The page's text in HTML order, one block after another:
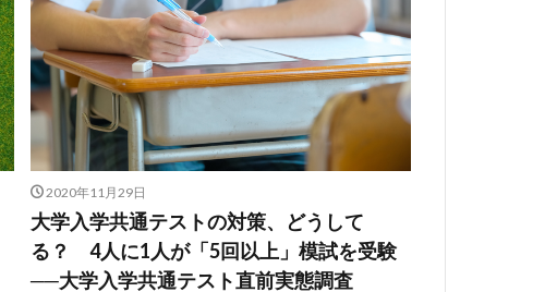
2020年11月29日
大学入学共通テストの対策、どうして
る？ 4人に1人が「5回以上」模試を受験
──大学入学共通テスト直前実態調査